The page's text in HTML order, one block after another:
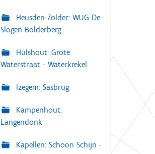
Heusden-Zolder: WUG De
Slogen Bolderberg
Hulshout: Grote
Waterstraat - Waterkrekel
Izegem: Sasbrug
Kampenhout:
Langendonk
Kapellen: Schoon Schijn -